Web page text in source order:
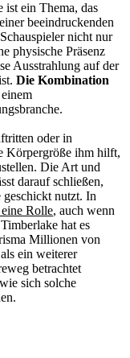
ein Thema, das
beeindruckenden
nicht nur
physische Präsenz
Ausstrahlung auf der
Die Kombination
oder in
Körpergröße ihm hilft,
Die Art und
darauf schließen,
geschickt nutzt. In
Rolle, auch wenn
hat es
Millionen von
ein weiterer
betrachtet
sich solche